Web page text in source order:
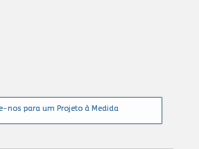
nos para um Projeto à Medida